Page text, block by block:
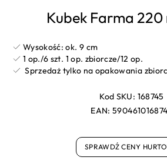
Kubek Farma 220
Wysokość: ok. 9 cm
1 op./6 szt. 1 op. zbiorcze/12 op.
Sprzedaż tylko na opakowania
Kod SKU: 168745
EAN:
SPRAWDŹ CENY